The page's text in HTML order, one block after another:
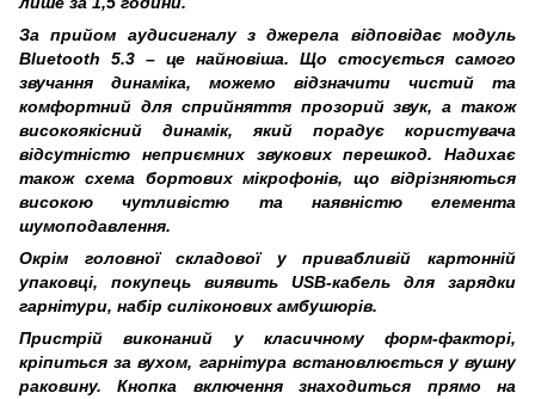
За прийом аудисигналу з джерела відповідає модуль
Bluetooth 5.3 – це найновіша. Що стосується самого
звучання динаміка, можемо відзначити чистий та
комфортний для сприйняття прозорий звук, а також
високоякісний динамік, який порадує користувача
відсутністю неприємних звукових перешкод. Надихає
також схема бортових мікрофонів, що відрізняються
високою чутливістю та наявністю елемента
шумоподавлення.
Окрім головної складової у привабливій картонній
упаковці, покупець виявить USB-кабель для зарядки
гарнітури, набір силіконових амбушюрів.
Пристрій виконаний у класичному форм-факторі,
кріпиться за вухом, гарнітура встановлюється у вушну
раковину. Кнопка включення знаходиться прямо на